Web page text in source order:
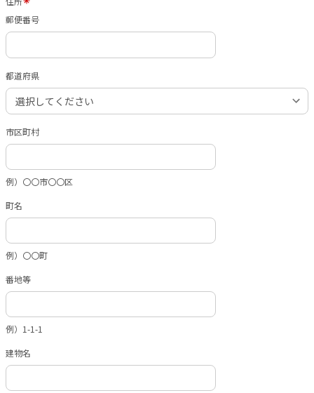
郵便番号
都道府県
市区町村
例）〇〇市〇〇区
町名
例）〇〇町
番地等
例）1-1-1
建物名